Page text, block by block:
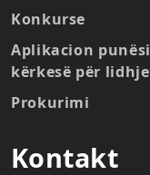
Konkurse
Aplikacion
kërkesë për
Prokurimi
Kontakt